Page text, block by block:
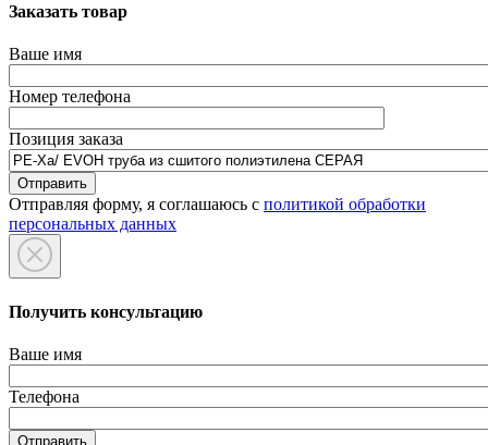
Заказать товар
Ваше имя
Номер телефона
Позиция заказа
Отправляя форму, я соглашаюсь с политикой обработки
персональных данных
Получить консультацию
Ваше имя
Телефона